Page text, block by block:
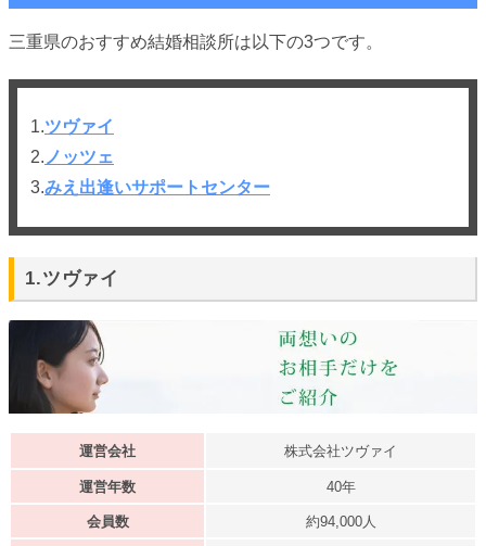
三重県のおすすめ結婚相談所は以下の3つです。
1.ツヴァイ
2. ノッツェ
3.みえ出逢いサポートセンター
1.ツヴァイ
運営会社 株式会社ツヴァイ
運営年数 40年
会員数 約94,000人